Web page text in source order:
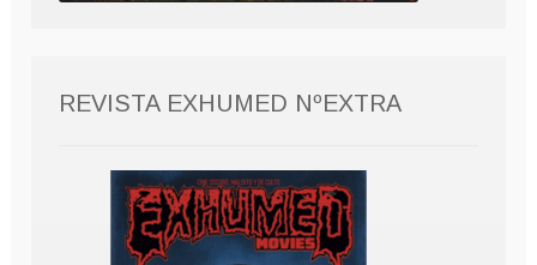
REVISTA EXHUMED NºEXTRA